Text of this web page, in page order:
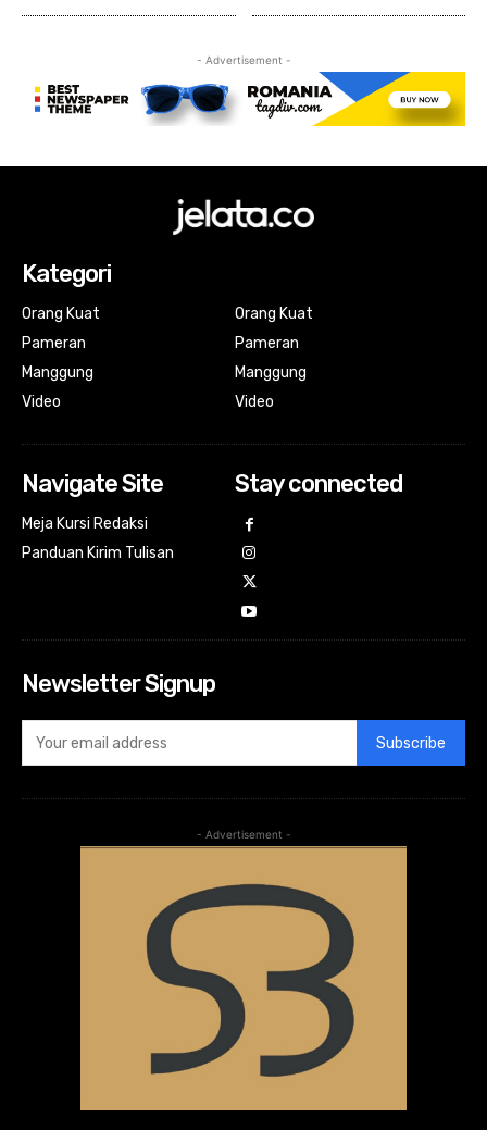
- Advertisement -
Kategori
Orang Kuat
Pameran
Manggung
Video
Orang Kuat
Pameran
Manggung
Video
Navigate Site
Meja Kursi Redaksi
Panduan Kirim Tulisan
Stay connected
Newsletter Signup
Subscribe
- Advertisement -